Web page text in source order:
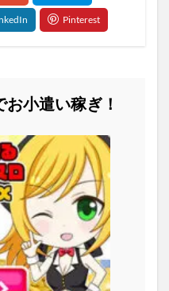
小遣い稼ぎ！